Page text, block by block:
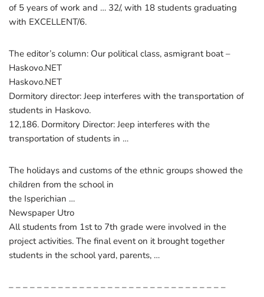
of 5 years of work and … 32/, with 18 students graduating
with EXCELLENT/6.
The editor’s column: Our political class, asmigrant boat –
Haskovo.NET
Haskovo.NET
Dormitory director: Jeep interferes with the transportation of
students in Haskovo.
12,186. Dormitory Director: Jeep interferes with the
transportation of students in …
The holidays and customs of the ethnic groups showed the
children from the school in
the Isperichian …
Newspaper Utro
All students from 1st to 7th grade were involved in the
project activities. The final event on it brought together
students in the school yard, parents, …
– – – – – – – – – – – – – – – – – – – – – – – – – – – – – – –